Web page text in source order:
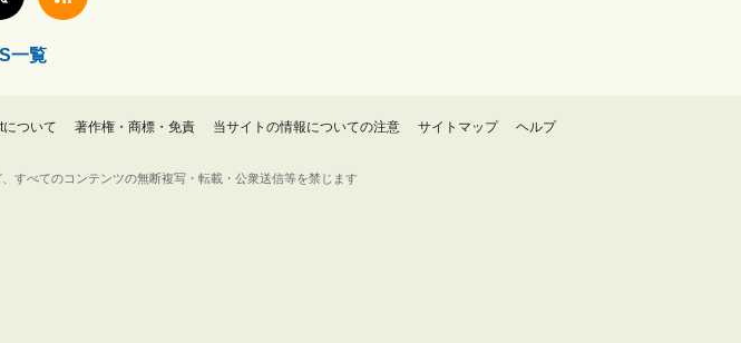
一覧
ついて 著作権・商標・免責 当サイトの情報についての注意 サイトマップ ヘルプ
すべてのコンテンツの無断複写・転載・公衆送信等を禁じます